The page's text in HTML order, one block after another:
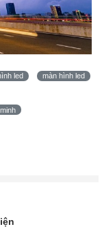
led màn hình led